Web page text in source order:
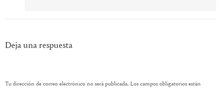
Deja una respuesta
Tu dirección de correo electrónico no será publicada. Los campos obligatorios están